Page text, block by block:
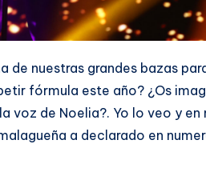
de nuestras grandes bazas
fórmula este año? ¿Os
voz de Noelia?. Yo lo veo y
a declarado en